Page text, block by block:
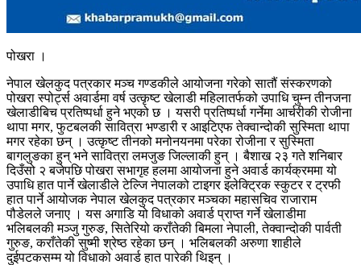
पोखरा ।
नेपाल खेलकुद पत्रकार मञ्च गण्डकीले आयोजना गरेको सातौं संस्करणको
पोखरा स्पोर्ट्स अवार्डमा वर्ष उत्कृष्ट खेलाडी महिलातर्फको उपाधि चुम्न तीनजना
खेलाडीबिच प्रतिष्पर्धा हुने भएको छ । यसरी प्रतिष्पर्धा गर्नेमा आर्चरीकी रोजीना
थापा मगर, फुटबलकी सावित्रा भण्डारी र आइटिएफ तेक्वान्दोकी सुस्मिता थापा
मगर रहेका छन् । उत्कृष्ट तीनको मनोनयनमा परेका रोजीना र सुस्मिता
बागलुङका हुन् भने सावित्रा लमजुङ जिल्लाकी हुन् । बैशाख २३ गते शनिबार
दिउँसो २ बजेपछि पोखरा सभागृह हलमा आयोजना हुने अवार्ड कार्यक्रममा यो
उपाधि हात पार्ने खेलाडीले टेल्जि नेपालको टाइगर इलेक्ट्रिक स्कुटर र ट्रफी
हात पार्ने आयोजक नेपाल खेलकुद पत्रकार मञ्चका महासचिव राजाराम
पौडेलले जनाए । यस अगाडि यो विधाको अवार्ड प्राप्त गर्ने खेलाडीमा
भलिबलकी मञ्जु गुरुङ, सितेरियो कराँतेकी बिमला नेपाली, तेक्वान्दोकी पार्वती
गुरुङ, कराँतेकी सुष्मी श्रेष्ठ रहेका छन् । भलिबलकी अरुणा शाहीले
दुईपटकसम्म यो विधाको अवार्ड हात पारेकी थिइन् ।